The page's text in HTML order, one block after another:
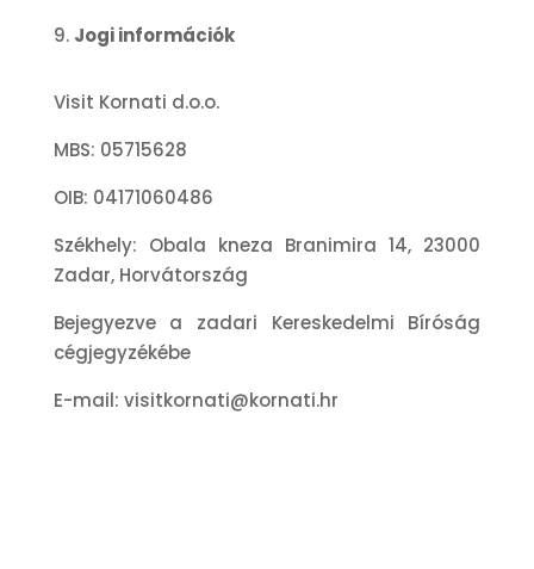
Jogi információk
Visit Kornati d.o.o.
MBS: 05715628
OIB: 04171060486
Székhely: Obala kneza Branimira 14, 23000
Zadar, Horvátország
Bejegyezve a zadari Kereskedelmi Bíróság
cégjegyzékébe
E-mail: visitkornati@kornati.hr